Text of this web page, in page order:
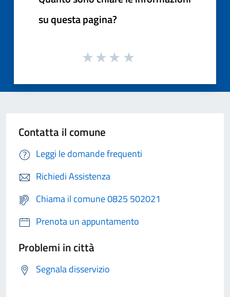
su questa pagina?
Contatta il comune
Leggi le domande frequenti
Richiedi Assistenza
Chiama il comune 0825 502021
Prenota un appuntamento
Problemi in città
Segnala disservizio